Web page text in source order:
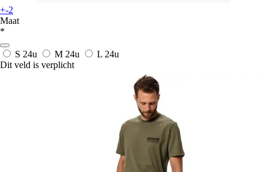
+-2
Maat
*
S 24u M 24u L 24u
Dit veld is verplicht